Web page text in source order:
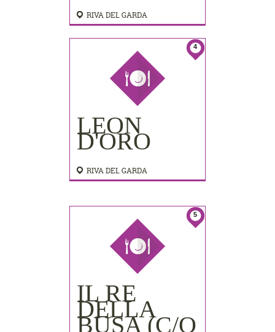
RIVA DEL GARDA
4
LEON
D'ORO
RIVA DEL GARDA
5
IL RE
DELLA
BUSA (C/O